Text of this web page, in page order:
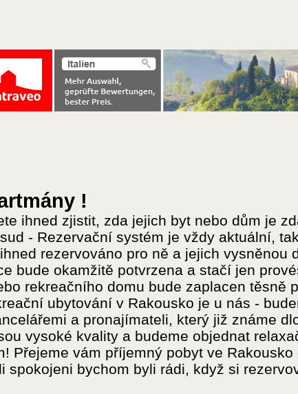
!
ihned zjistit, zda jejich byt nebo dům je
- Rezervační systém je vždy aktuální,
rezervováno pro ně a jejich vysněnou
bude okamžitě potvrzena a stačí jen
rekreačního domu bude zaplacen těsně
ubytování v Rakousko je u nás -
a pronajímateli, který již známe
vysoké kvality a budeme objednat
Přejeme vám příjemný pobyt ve
spokojeni bychom byli rádi, když si